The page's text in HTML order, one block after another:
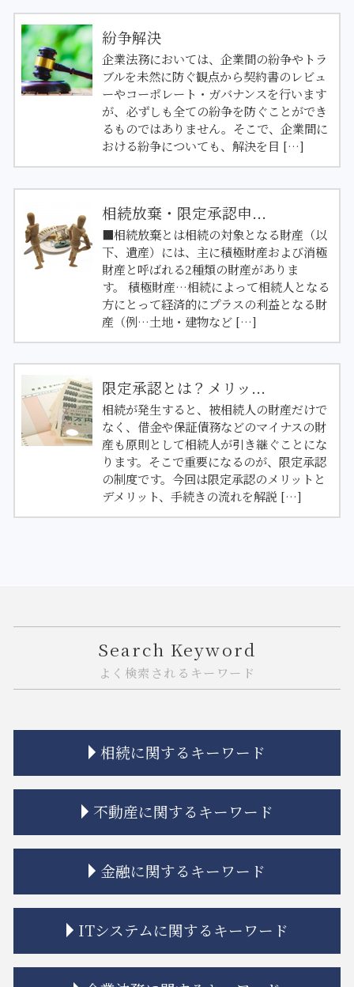
紛争解決
企業法務においては、企業間の紛争やトラ
ブルを未然に防ぐ観点から契約書のレビュ
ーやコーポレート・ガバナンスを行います
が、必ずしも全ての紛争を防ぐことができ
るものではありません。そこで、企業間に
おける紛争についても、解決を目 […]
相続放棄・限定承認申...
■相続放棄とは相続の対象となる財産（以
下、遺産）には、主に積極財産および消極
財産と呼ばれる2種類の財産がありま
す。 積極財産…相続によって相続人となる
方にとって経済的にプラスの利益となる財
産（例…土地・建物など […]
限定承認とは？メリッ...
相続が発生すると、被相続人の財産だけで
なく、借金や保証債務などのマイナスの財
産も原則として相続人が引き継ぐことにな
ります。そこで重要になるのが、限定承認
の制度です。今回は限定承認のメリットと
デメリット、手続きの流れを解説 […]
Search Keyword
よく検索されるキーワード
相続に関するキーワード
相続 弁護士費用
相続 受け取らない
相続 もめる
相続 期限
相続 限定承認とは
相続放棄
不動産に関するキーワード
建築 トラブル
立ち退き 拒否
市街地再開発 流れ
市街地再開発 問題点
金融に関するキーワード
金融商品 詐欺
金融商品 リスク 種類
ITシステムに関するキーワード